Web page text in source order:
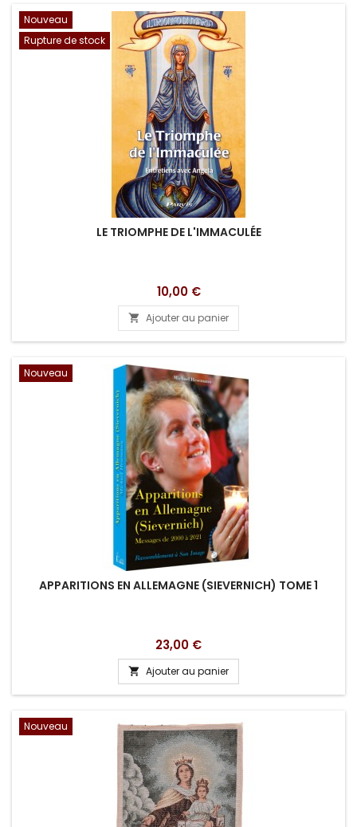
Nouveau
Rupture de stock
LE TRIOMPHE DE L'IMMACULÉE
Prix
10,00 €
 Ajouter au panier
Nouveau
APPARITIONS EN ALLEMAGNE (SIEVERNICH) TOME 1
Prix
23,00 €
 Ajouter au panier
Nouveau